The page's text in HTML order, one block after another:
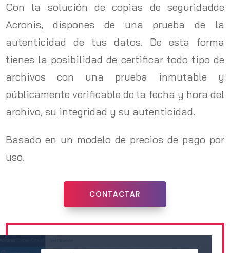
Con la solución de copias de seguridadde
Acronis, dispones de una prueba de la
autenticidad de tus datos. De esta forma
tienes la posibilidad de certificar todo tipo de
archivos con una prueba inmutable y
públicamente verificable de la fecha y hora del
archivo, su integridad y su autenticidad.
Basado en un modelo de precios de pago por
uso.
CONTACTAR